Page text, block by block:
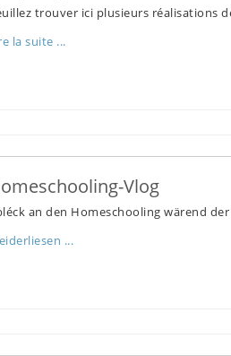
trouver ici plusieurs réalisations
la suite ...
Vlog
an den Homeschooling wärend
...